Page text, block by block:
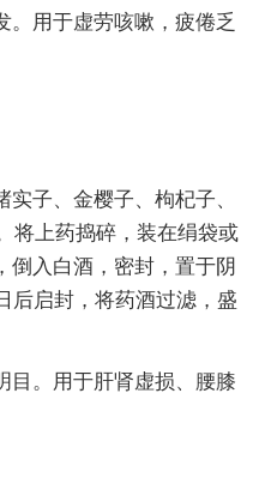
。用于虚劳咳嗽，疲倦乏
子、金樱子、枸杞子、
将上药捣碎，装在绢袋或
倒入白酒，密封，置于阴
后启封，将药酒过滤，盛
目。用于肝肾虚损、腰膝